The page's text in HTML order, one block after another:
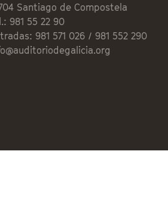
Santiago de Compostela
981 55 22 90
981 571 026 / 981 552 290